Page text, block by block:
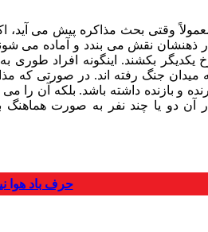
وقتی بحث مذاکره پیش می آید،
ذهنشان نقش می بندد و آماده می
یکدیگر بکشند. اینگونه افراد طوری
میدان جنگ رفته اند. در صورتی که
و بازنده داشته باشد. بلکه آن را
آن دو یا چند نفر به صورت
حرف باد هوا